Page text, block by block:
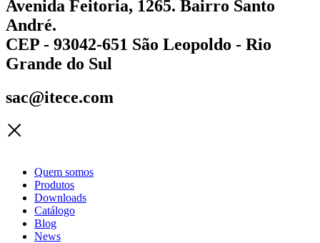
Avenida Feitoria, 1265. Bairro Santo
André.
CEP - 93042-651 São Leopoldo - Rio
Grande do Sul
sac@itece.com
Quem somos
Produtos
Downloads
Catálogo
Blog
News